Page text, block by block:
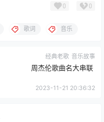
0 0
歌词 音乐
经典老歌 音乐故事
周杰伦歌曲名大串联
2023-11-21 20:36:32